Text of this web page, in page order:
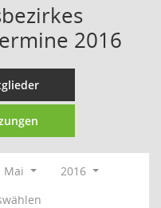
2016
Mai
2016